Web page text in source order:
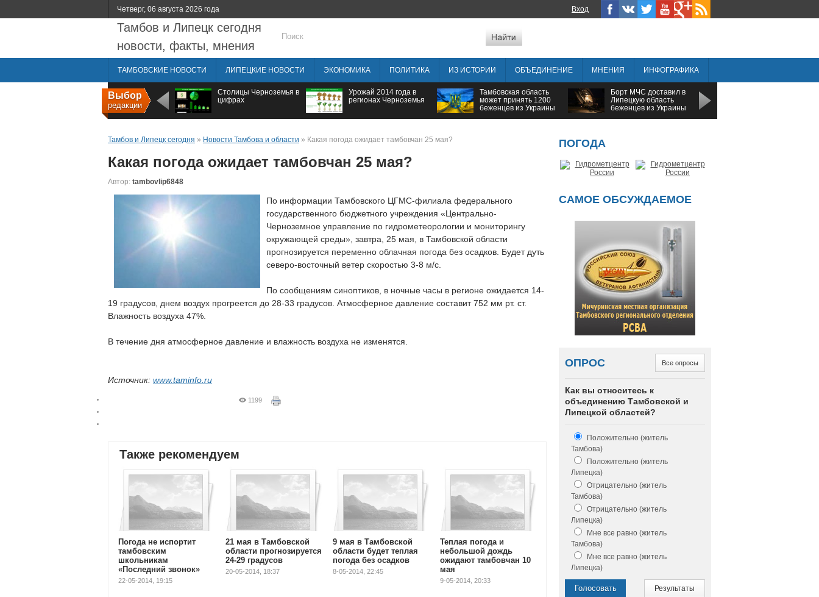
Четверг, 06 августа 2026 года Вход
Тамбов и Липецк сегодня
новости, факты, мнения
ТАМБОВСКИЕ НОВОСТИ ЛИПЕЦКИЕ НОВОСТИ ЭКОНОМИКА ПОЛИТИКА ИЗ ИСТОРИИ ОБЪЕДИНЕНИЕ МНЕНИЯ ИНФОГРАФИКА
Выбор
редакции
Столицы Черноземья в
цифрах
Урожай 2014 года в
регионах Черноземья
Тамбовская область
может принять 1200
беженцев из Украины
Борт МЧС доставил в
Липецкую область
беженцев из Украины
Тамбов и Липецк сегодня » Новости Тамбова и области » Какая погода ожидает тамбовчан 25 мая?
Какая погода ожидает тамбовчан 25 мая?
Автор: tambovlip6848
По информации Тамбовского ЦГМС-филиала федерального
государственного бюджетного учреждения «Центрально-
Черноземное управление по гидрометеорологии и мониторингу
окружающей среды», завтра, 25 мая, в Тамбовской области
прогнозируется переменно облачная погода без осадков. Будет дуть
северо-восточный ветер скоростью 3-8 м/с.
По сообщениям синоптиков, в ночные часы в регионе ожидается 14-
19 градусов, днем воздух прогреется до 28-33 градусов. Атмосферное давление составит 752 мм рт. ст.
Влажность воздуха 47%.
В течение дня атмосферное давление и влажность воздуха не изменятся.
Источник: www.taminfo.ru
1199
Также рекомендуем
Погода не испортит
тамбовским
школьникам
«Последний звонок»
22-05-2014, 19:15
21 мая в Тамбовской
области прогнозируется
24-29 градусов
20-05-2014, 18:37
9 мая в Тамбовской
области будет теплая
погода без осадков
8-05-2014, 22:45
Теплая погода и
небольшой дождь
ожидают тамбовчан 10
мая
9-05-2014, 20:33
ПОГОДА
САМОЕ ОБСУЖДАЕМОЕ
ОПРОС Все опросы
Как вы относитесь к
объединению Тамбовской и
Липецкой областей?
Положительно (житель
Тамбова)
Положительно (житель
Липецка)
Отрицательно (житель
Тамбова)
Отрицательно (житель
Липецка)
Мне все равно (житель
Тамбова)
Мне все равно (житель
Липецка)
Голосовать Результаты